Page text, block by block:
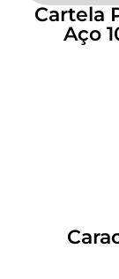
Cartela
Aço